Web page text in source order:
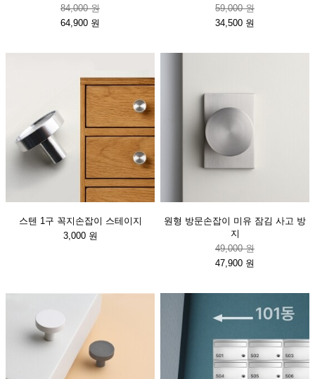
84,000 원
64,900 원
59,000 원
34,500 원
스텐 1구 꼭지손잡이 스테이지
3,000 원
원형 방문손잡이 미유 잠김 사고 방
지
49,000 원
47,900 원